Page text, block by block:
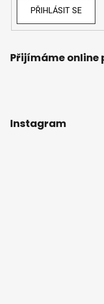
PŘIHLÁSIT SE
Přijímáme online
Instagram